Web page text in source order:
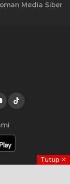
Media Siber
Tutup